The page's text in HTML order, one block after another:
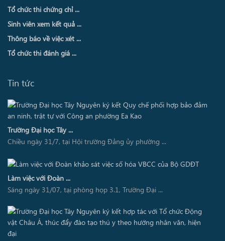
Tổ chức thi chứng chỉ ...
Sinh viên xem kết quả ...
Thông báo về việc xét ...
Tổ chức thi đánh giá ...
Tin tức
Trường Đại học Tây ...
Chiều ngày 31/7, tại Hội trường Đảng ủy phường ...
Làm việc với Đoàn ...
Sáng ngày 31/07, tại phòng họp 3.1, Trường Đại ...